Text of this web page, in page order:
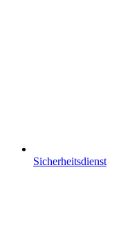
Sicherheitsdienst